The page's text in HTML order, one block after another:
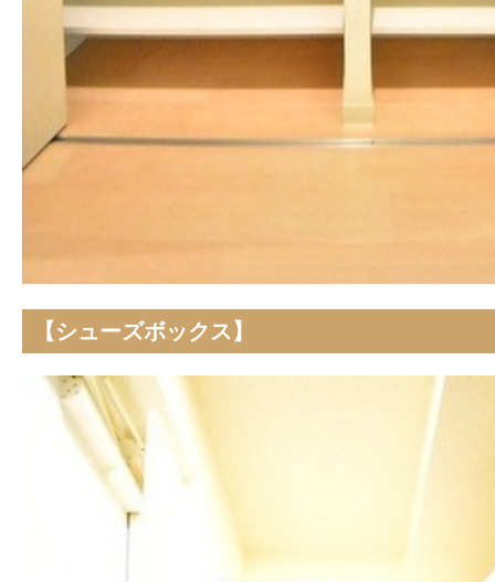
【シューズボックス】